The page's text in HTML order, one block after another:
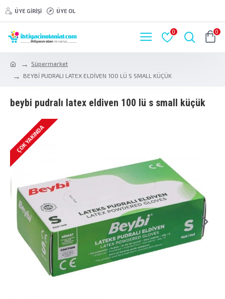
ÜYE GIRIŞI ÜYE OL
0 0
Süpermarket
BEYBİ PUDRALI LATEX ELDİVEN 100 LÜ S SMALL KÜÇÜK
beybi̇ pudrali latex eldi̇ven 100 lü s small küçük
ÇOK YAKINDA